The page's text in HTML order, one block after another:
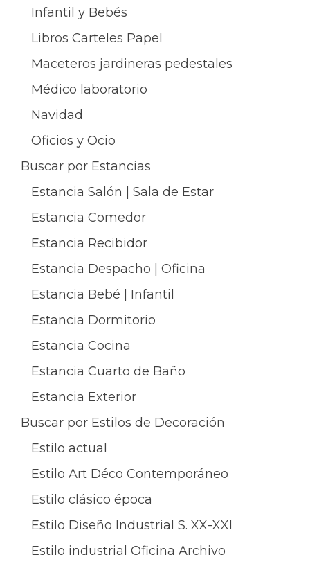
Infantil y Bebés
Libros Carteles Papel
Maceteros jardineras pedestales
Médico laboratorio
Navidad
Oficios y Ocio
Buscar por Estancias
Estancia Salón | Sala de Estar
Estancia Comedor
Estancia Recibidor
Estancia Despacho | Oficina
Estancia Bebé | Infantil
Estancia Dormitorio
Estancia Cocina
Estancia Cuarto de Baño
Estancia Exterior
Buscar por Estilos de Decoración
Estilo actual
Estilo Art Déco Contemporáneo
Estilo clásico época
Estilo Diseño Industrial S. XX-XXI
Estilo industrial Oficina Archivo